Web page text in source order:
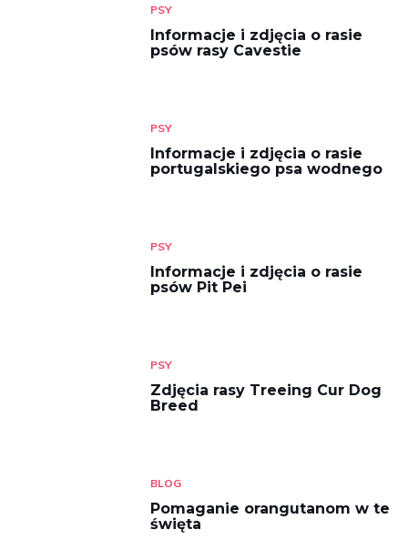
PSY
Informacje i zdjęcia o rasie
psów rasy Cavestie
PSY
Informacje i zdjęcia o rasie
portugalskiego psa wodnego
PSY
Informacje i zdjęcia o rasie
psów Pit Pei
PSY
Zdjęcia rasy Treeing Cur Dog
Breed
BLOG
Pomaganie orangutanom w te
święta